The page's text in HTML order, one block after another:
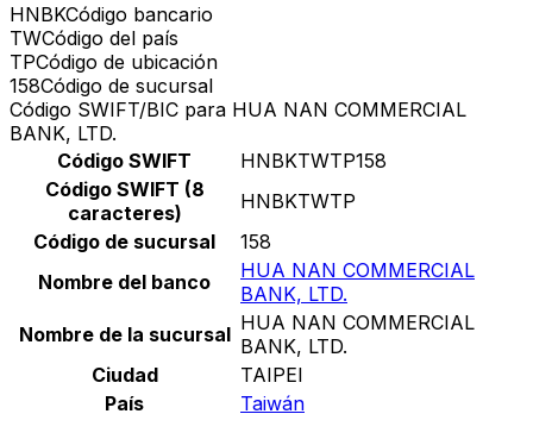
HNBKCódigo bancario
TWCódigo del país
TPCódigo de ubicación
158Código de sucursal
Código SWIFT/BIC para HUA NAN COMMERCIAL
BANK, LTD.
Código SWIFT
HNBKTWTP158
Código SWIFT (8
caracteres)
HNBKTWTP
Código de sucursal
158
Nombre del banco
HUA NAN COMMERCIAL
BANK, LTD.
Nombre de la sucursal HUA NAN COMMERCIAL
BANK, LTD.
Ciudad
TAIPEI
País
Taiwán